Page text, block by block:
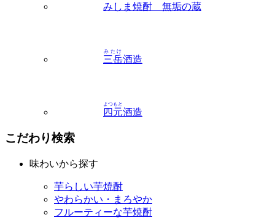
みしま焼酎 無垢の蔵
三岳
みたけ
酒造
四元
よつもと
酒造
こだわり検索
味わいから探す
芋らしい芋焼酎
やわらかい・まろやか
フルーティーな芋焼酎